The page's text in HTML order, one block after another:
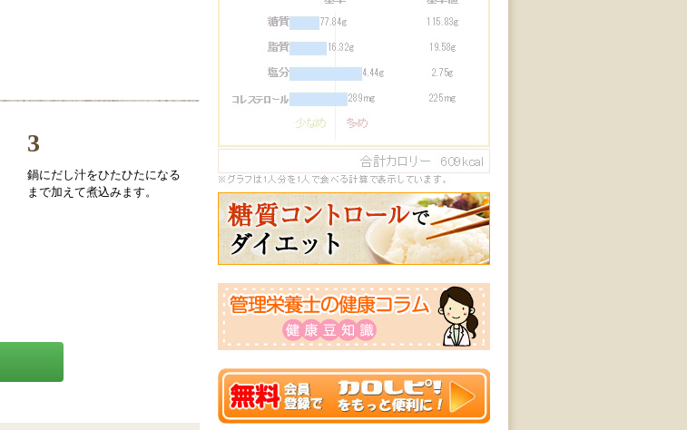
3
鍋にだし汁をひたひたになる
まで加えて煮込みます。